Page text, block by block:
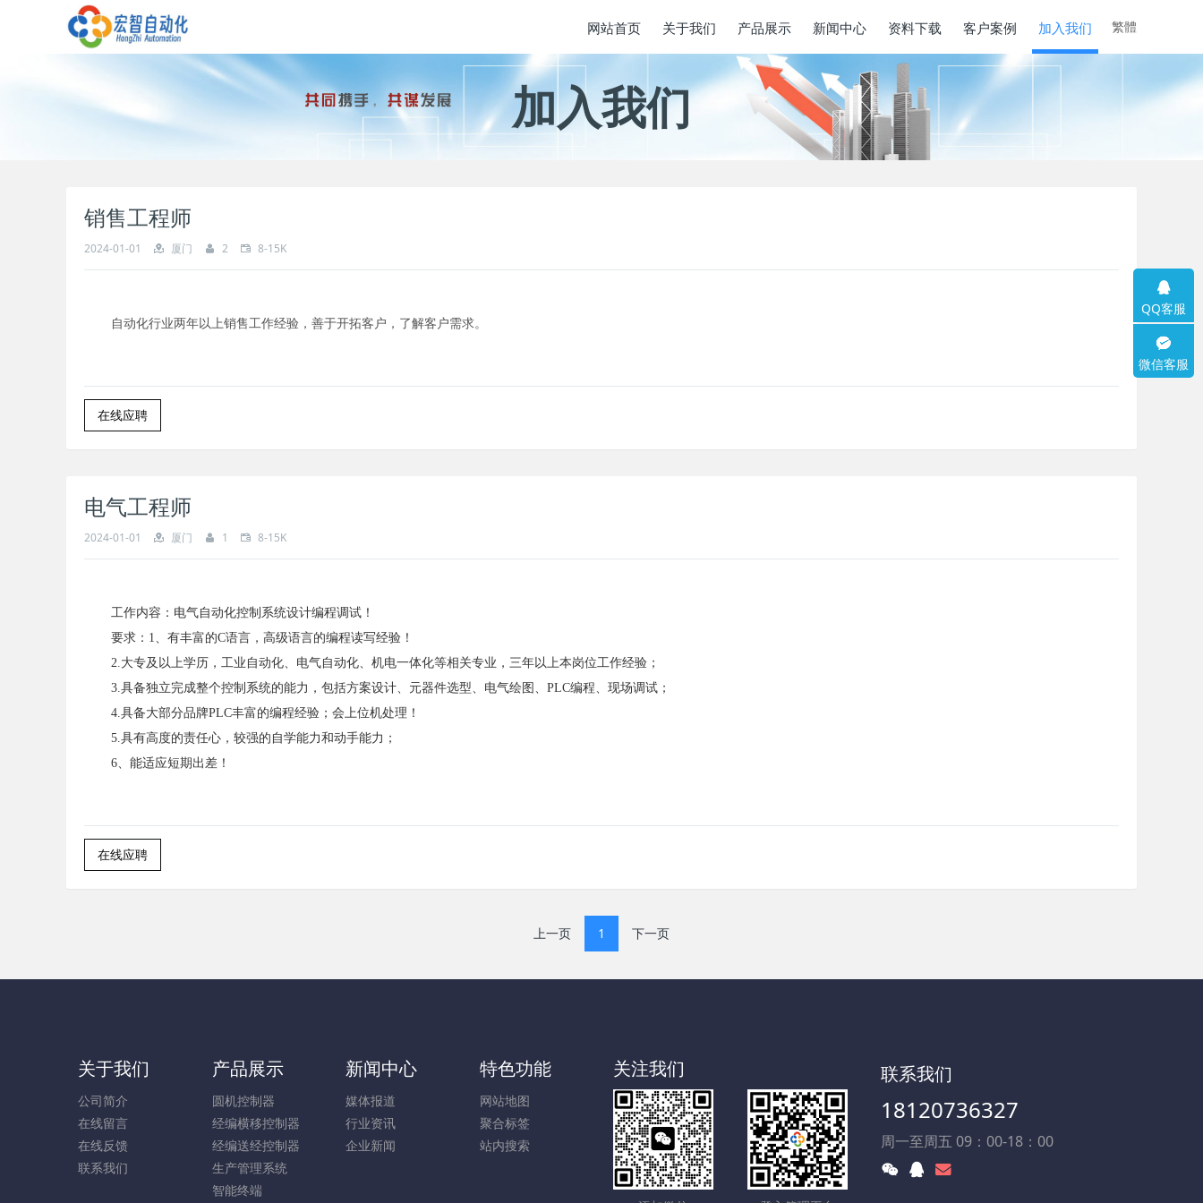
网站首页 关于我们 产品展示 新闻中心 资料下载 客户案例 加入我们 繁體
加入我们
销售工程师
2024-01-01 厦门 2 8-15K
自动化行业两年以上销售工作经验，善于开拓客户，了解客户需求。
在线应聘
电气工程师
2024-01-01 厦门 1 8-15K
工作内容：电气自动化控制系统设计编程调试！
要求：1、有丰富的C语言，高级语言的编程读写经验！
2.大专及以上学历，工业自动化、电气自动化、机电一体化等相关专业，三年以上本岗位工作经验；
3.具备独立完成整个控制系统的能力，包括方案设计、元器件选型、电气绘图、PLC编程、现场调试；
4.具备大部分品牌PLC丰富的编程经验；会上位机处理！
5.具有高度的责任心，较强的自学能力和动手能力；
6、能适应短期出差！
在线应聘
上一页 1 下一页
关于我们
公司简介
在线留言
在线反馈
联系我们
产品展示
圆机控制器
经编横移控制器
经编送经控制器
生产管理系统
智能终端
新闻中心
媒体报道
行业资讯
企业新闻
特色功能
网站地图
聚合标签
站内搜索
关注我们 联系我们
18120736327
周一至周五 09：00-18：00
QQ客服
微信客服